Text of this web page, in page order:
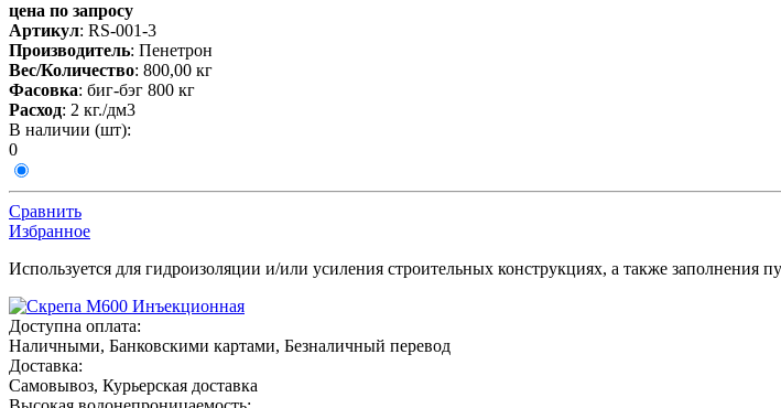
цена по запросу
Артикул: RS-001-3
Производитель: Пенетрон
Вес/Количество: 800,00 кг
Фасовка: биг-бэг 800 кг
Расход: 2 кг./дм3
В наличии (шт):
0
Сравнить
Избранное
Используется для гидроизоляции и/или усиления строительных конструкциях, а также заполнения
Доступна оплата:
Наличными, Банковскими картами, Безналичный перевод
Доставка:
Самовывоз, Курьерская доставка